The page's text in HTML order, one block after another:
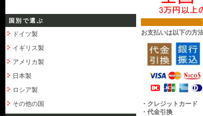
国別で選ぶ
ドイツ製
イギリス製
アメリカ製
日本製
ロシア製
その他の国
お支払いは以下の方
・クレジットカード
・代金引換